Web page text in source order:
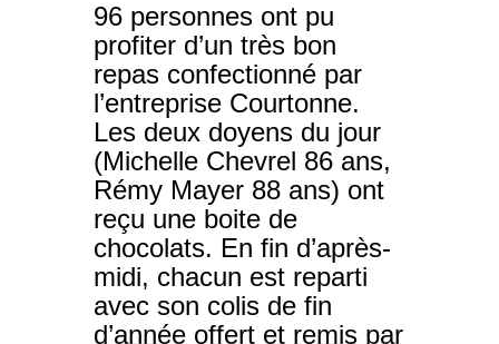
96 personnes ont pu
profiter d’un très bon
repas confectionné par
l’entreprise Courtonne.
Les deux doyens du jour
(Michelle Chevrel 86 ans,
Rémy Mayer 88 ans) ont
reçu une boite de
chocolats. En fin d’après-
midi, chacun est reparti
avec son colis de fin
d’année offert et remis par